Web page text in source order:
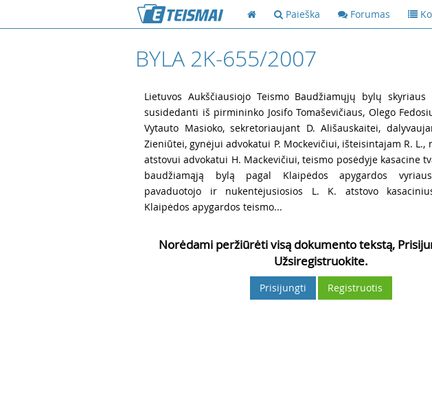
Paieška Forumas
BYLA 2K-655/2007
Lietuvos Aukščiausiojo Teismo Baudžiamųjų bylų skyriaus
susidedanti iš pirmininko Josifo Tomaševičiaus, Olego
Vytauto Masioko, sekretoriaujant D. Ališauskaitei,
Zieniūtei, gynėjui advokatui P. Mockevičiui, išteisintajam R. L.,
atstovui advokatui H. Mackevičiui, teismo posėdyje kasacine
baudžiamąją bylą pagal Klaipėdos apygardos
pavaduotojo ir nukentėjusiosios L. K. atstovo
Klaipėdos apygardos teismo...
Norėdami peržiūrėti visą dokumento tekstą,
Užsiregistruokite.
Prisijungti Registruotis